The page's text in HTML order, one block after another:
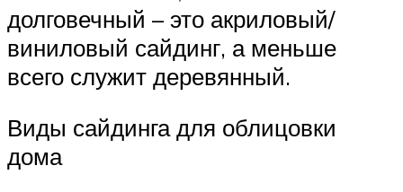
долговечный – это акриловый/
виниловый сайдинг, а меньше
всего служит деревянный.
Виды сайдинга для облицовки
дома